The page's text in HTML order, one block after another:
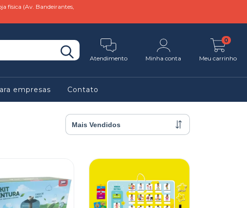
física (Av. Bandeirantes,
Atendimento Minha conta Meu carrinho
0
empresas Contato